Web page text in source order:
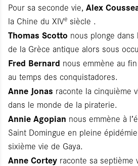
Pour sa seconde vie, Alex
la Chine du XIVe siècle .
Thomas Scotto nous plonge
de la Grèce antique alors sous
Fred Bernard nous emmène au
au temps des conquistadores.
Anne Jonas raconte la cinquième
dans le monde de la piraterie.
Annie Agopian nous emmène à
Saint Domingue en pleine
sixième vie de Gaya.
Anne Cortey raconte sa septième